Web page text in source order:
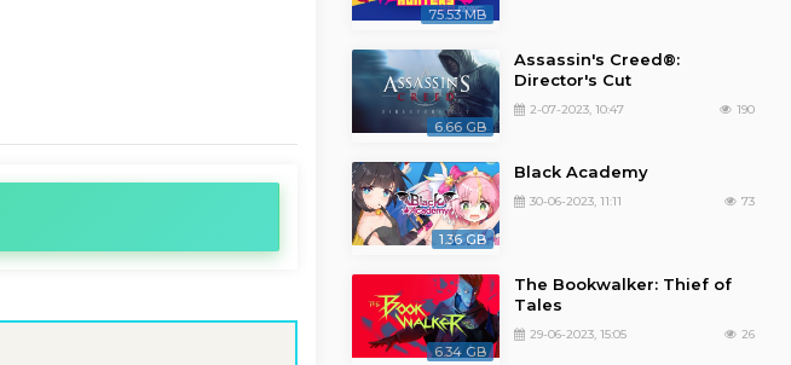
75.53 MB
6.66 GB
Assassin's Creed®:
Director's Cut
2-07-2023, 10:47 190
1.36 GB
Black Academy
30-06-2023, 11:11 73
6.34 GB
The Bookwalker: Thief of
Tales
29-06-2023, 15:05 26